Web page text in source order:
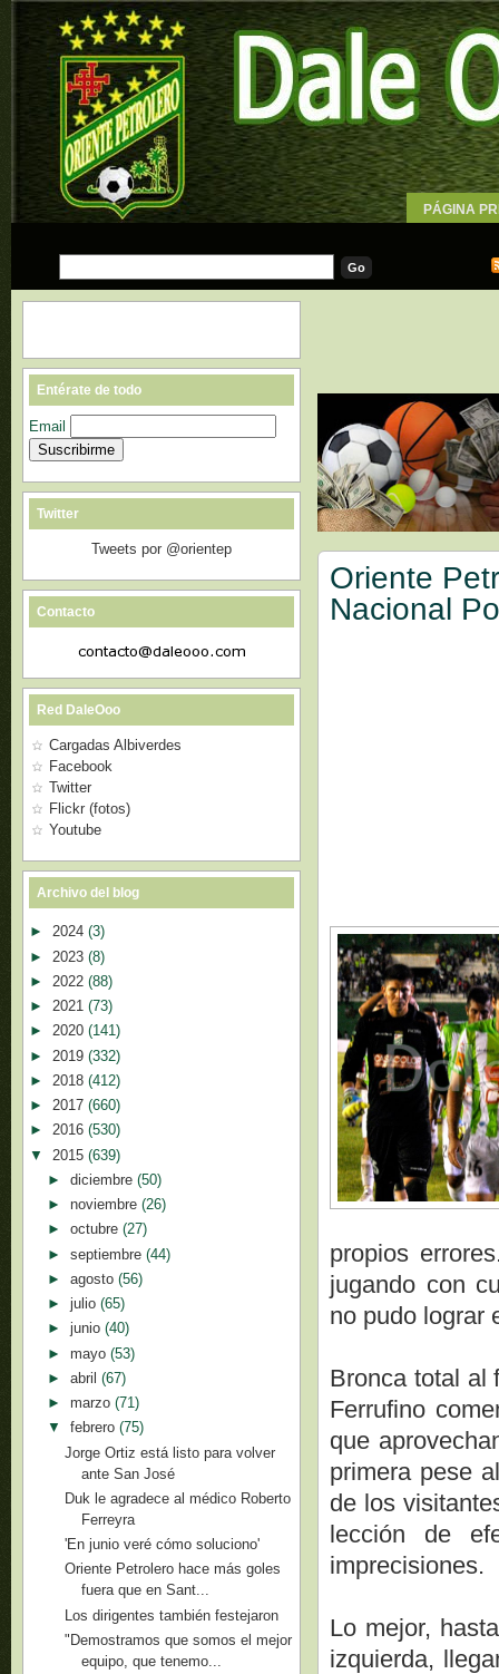
PÁGINA
Oriente
Nacional
propios
jugando con
no pudo lograr
Bronca total al
Ferrufino
que
primera pese
de los
lección de
imprecisiones.
Lo mejor,
izquierda,
Entérate de todo
Email
Twitter
Tweets por @orientep
Contacto
Red DaleOoo
Cargadas Albiverdes
Facebook
Twitter
Flickr (fotos)
Youtube
Archivo del blog
► 2024 (3)
► 2023 (8)
► 2022 (88)
► 2021 (73)
► 2020 (141)
► 2019 (332)
► 2018 (412)
► 2017 (660)
► 2016 (530)
▼ 2015 (639)
► diciembre (50)
► noviembre (26)
► octubre (27)
► septiembre (44)
► agosto (56)
► julio (65)
► junio (40)
► mayo (53)
► abril (67)
► marzo (71)
▼ febrero (75)
Jorge Ortiz está listo para volver
ante San José
Duk le agradece al médico Roberto
Ferreyra
'En junio veré cómo soluciono'
Oriente Petrolero hace más goles
fuera que en Sant...
Los dirigentes también festejaron
"Demostramos que somos el mejor
equipo, que tenemo...